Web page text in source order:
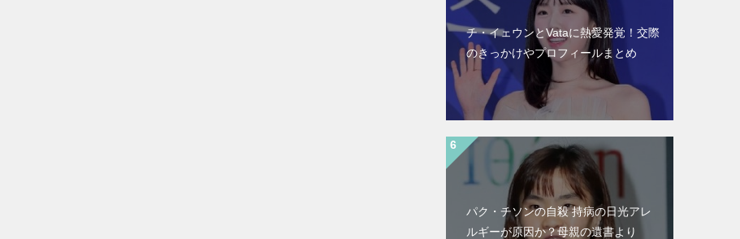
チ・イェウンとVataに熱愛発覚！交際
のきっかけやプロフィールまとめ
パク・チソンの自殺 持病の日光アレ
ルギーが原因か？母親の遺書より